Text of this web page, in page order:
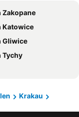
Zakopane
Katowice
Gliwice
Tychy
Krakau